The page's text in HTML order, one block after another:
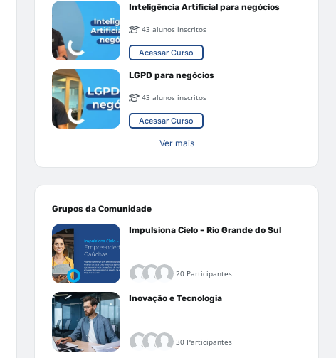
Inteligência Artificial para negócios
43 alunos inscritos
Acessar Curso
LGPD para negócios
43 alunos inscritos
Acessar Curso
Ver mais
Grupos da Comunidade
Impulsiona Cielo - Rio Grande do Sul
20 Participantes
Inovação e Tecnologia
30 Participantes